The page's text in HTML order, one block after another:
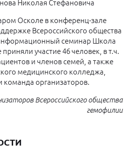
Николая Стефановича
Осколе в конференц-зале
Всероссийского общества
семинар Школа
участие 46 человек, в т.ч.
и членов семей, а также
медицинского колледжа,
команда организаторов.
Всероссийского общества
гемофилии